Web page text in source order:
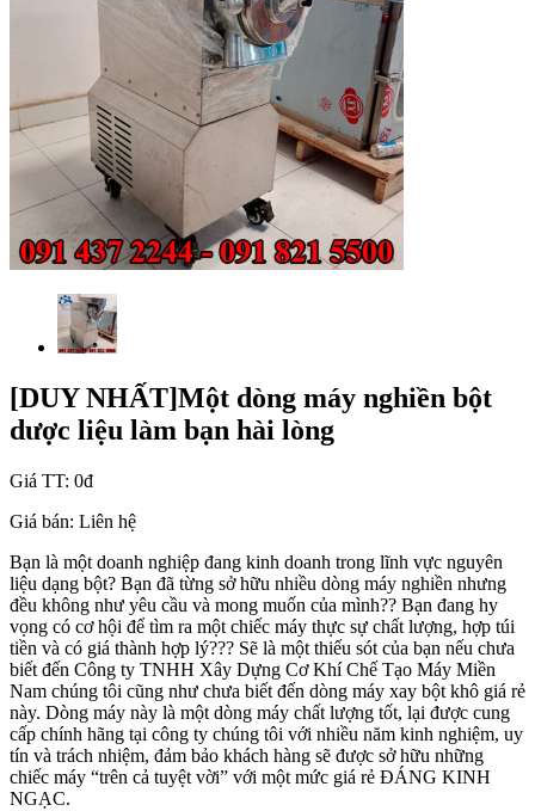
[DUY NHẤT]Một dòng máy nghiền bột
dược liệu làm bạn hài lòng
Giá TT: 0đ
Giá bán: Liên hệ
Bạn là một doanh nghiệp đang kinh doanh trong lĩnh vực nguyên
liệu dạng bột? Bạn đã từng sở hữu nhiều dòng máy nghiền nhưng
đều không như yêu cầu và mong muốn của mình?? Bạn đang hy
vọng có cơ hội để tìm ra một chiếc máy thực sự chất lượng, hợp túi
tiền và có giá thành hợp lý??? Sẽ là một thiếu sót của bạn nếu chưa
biết đến Công ty TNHH Xây Dựng Cơ Khí Chế Tạo Máy Miền
Nam chúng tôi cũng như chưa biết đến dòng máy xay bột khô giá rẻ
này. Dòng máy này là một dòng máy chất lượng tốt, lại được cung
cấp chính hãng tại công ty chúng tôi với nhiều năm kinh nghiệm, uy
tín và trách nhiệm, đảm bảo khách hàng sẽ được sở hữu những
chiếc máy “trên cả tuyệt vời” với một mức giá rẻ ĐÁNG KINH
NGẠC.